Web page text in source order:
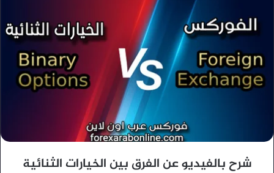
شرح بالفيديو عن الفرق بين الخيارات الثنائية